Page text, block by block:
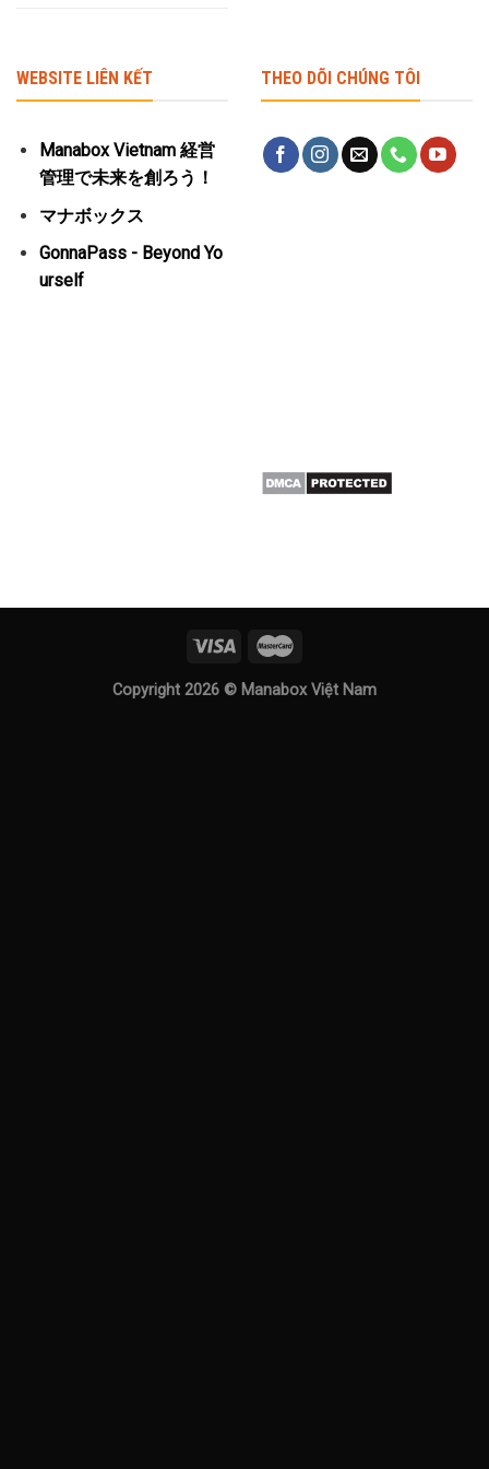
WEBSITE LIÊN KẾT
Manabox Vietnam 経営
管理で未来を創ろう！
マナボックス
GonnaPass - Beyond Yo
urself
THEO DÕI CHÚNG TÔI
Copyright 2026 © Manabox Việt Nam